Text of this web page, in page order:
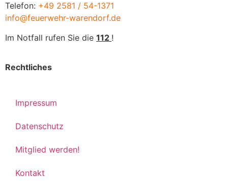
Telefon: +49 2581 / 54-1371
info@feuerwehr-warendorf.de
Im Notfall rufen Sie die 112 !
Rechtliches
Impressum
Datenschutz
Mitglied werden!
Kontakt